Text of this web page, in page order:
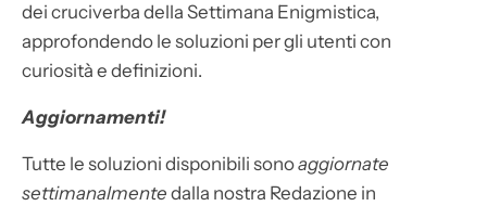
dei cruciverba della Settimana Enigmistica,
approfondendo le soluzioni per gli utenti con
curiosità e definizioni.
Aggiornamenti!
Tutte le soluzioni disponibili sonoaggiornate
settimanalmente dalla nostra Redazione in